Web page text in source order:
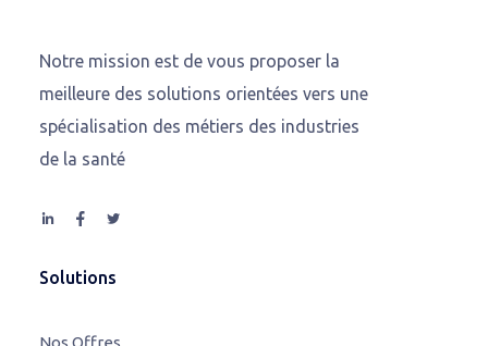
Notre mission est de vous proposer la
meilleure des solutions orientées vers une
spécialisation des métiers des industries
de la santé
Solutions
Nos Offres